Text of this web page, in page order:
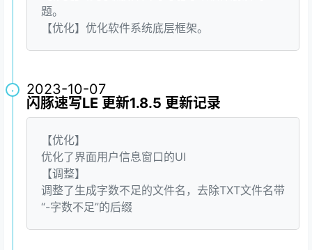
题。
【优化】优化软件系统底层框架。
2023-10-07
·
闪豚速写LE 更新1.8.5 更新记录
【优化】
优化了界面用户信息窗口的UI
【调整】
调整了生成字数不足的文件名，去除TXT文件名带
“-字数不足”的后缀